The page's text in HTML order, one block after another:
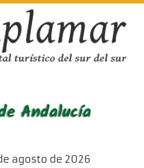
agosto de 2026